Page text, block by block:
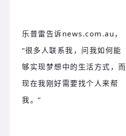
乐普雷告诉news.com.au，
“很多人联系我，问我如何能
够实现梦想中的生活方式，而
现在我刚好需要找个人来帮
我。”